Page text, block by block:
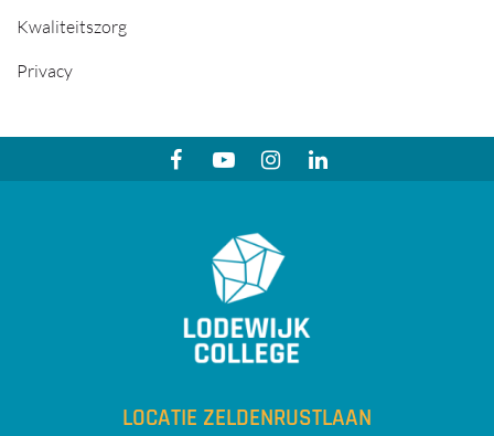
Kwaliteitszorg
Privacy
LOCATIE ZELDENRUSTLAAN